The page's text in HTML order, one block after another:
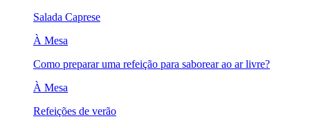
Salada Caprese
À Mesa
Como preparar uma refeição para saborear ao ar livre?
À Mesa
Refeições de verão